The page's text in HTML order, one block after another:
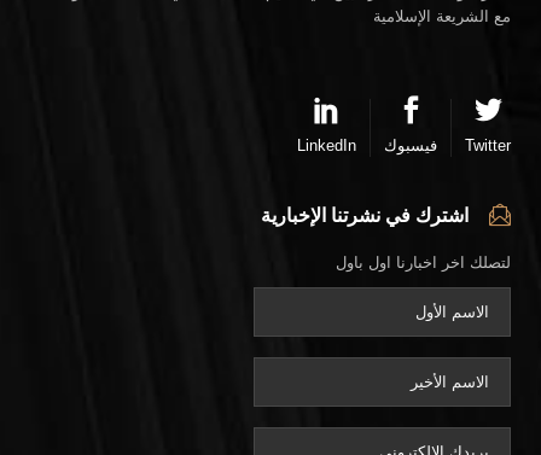
مع الشريعة الإسلامية
Twitter فيسبوك LinkedIn
اشترك في نشرتنا الإخبارية
لتصلك اخر اخبارنا اول باول